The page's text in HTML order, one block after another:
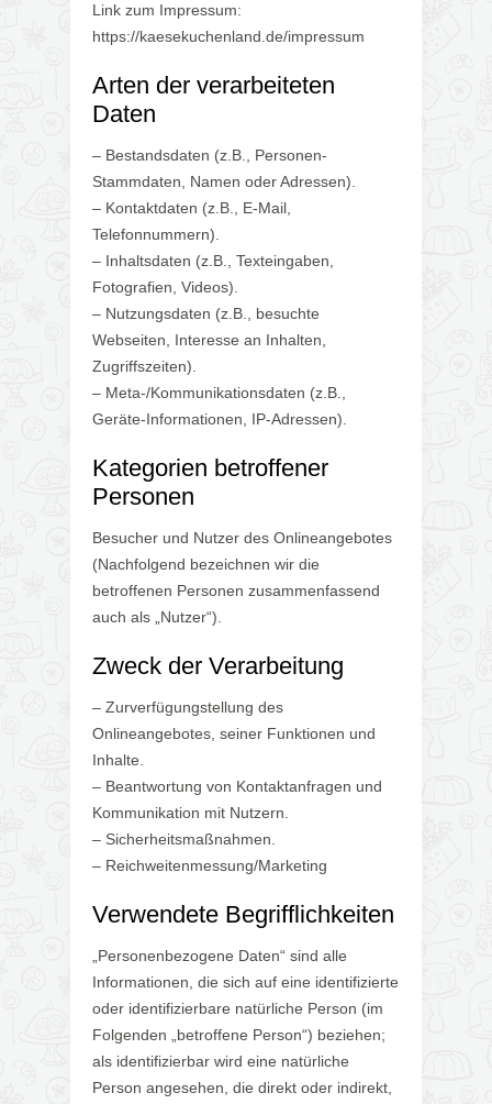
Link zum Impressum:
https://kaesekuchenland.de/impressum
Arten der verarbeiteten
Daten
– Bestandsdaten (z.B., Personen-
Stammdaten, Namen oder Adressen).
– Kontaktdaten (z.B., E-Mail,
Telefonnummern).
– Inhaltsdaten (z.B., Texteingaben,
Fotografien, Videos).
– Nutzungsdaten (z.B., besuchte
Webseiten, Interesse an Inhalten,
Zugriffszeiten).
– Meta-/Kommunikationsdaten (z.B.,
Geräte-Informationen, IP-Adressen).
Kategorien betroffener
Personen
Besucher und Nutzer des Onlineangebotes
(Nachfolgend bezeichnen wir die
betroffenen Personen zusammenfassend
auch als „Nutzer“).
Zweck der Verarbeitung
– Zurverfügungstellung des
Onlineangebotes, seiner Funktionen und
Inhalte.
– Beantwortung von Kontaktanfragen und
Kommunikation mit Nutzern.
– Sicherheitsmaßnahmen.
– Reichweitenmessung/Marketing
Verwendete Begrifflichkeiten
„Personenbezogene Daten“ sind alle
Informationen, die sich auf eine identifizierte
oder identifizierbare natürliche Person (im
Folgenden „betroffene Person“) beziehen;
als identifizierbar wird eine natürliche
Person angesehen, die direkt oder indirekt,